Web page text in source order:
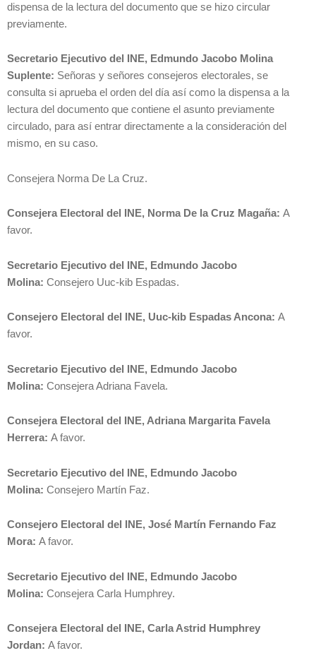
dispensa de la lectura del documento que se hizo circular
previamente.
Secretario Ejecutivo del INE, Edmundo Jacobo Molina
Suplente: Señoras y señores consejeros electorales, se
consulta si aprueba el orden del día así como la dispensa a la
lectura del documento que contiene el asunto previamente
circulado, para así entrar directamente a la consideración del
mismo, en su caso.
Consejera Norma De La Cruz.
Consejera Electoral del INE, Norma De la Cruz Magaña: A
favor.
Secretario Ejecutivo del INE, Edmundo Jacobo
Molina: Consejero Uuc-kib Espadas.
Consejero Electoral del INE, Uuc-kib Espadas Ancona: A
favor.
Secretario Ejecutivo del INE, Edmundo Jacobo
Molina: Consejera Adriana Favela.
Consejera Electoral del INE, Adriana Margarita Favela
Herrera: A favor.
Secretario Ejecutivo del INE, Edmundo Jacobo
Molina: Consejero Martín Faz.
Consejero Electoral del INE, José Martín Fernando Faz
Mora: A favor.
Secretario Ejecutivo del INE, Edmundo Jacobo
Molina: Consejera Carla Humphrey.
Consejera Electoral del INE, Carla Astrid Humphrey
Jordan: A favor.